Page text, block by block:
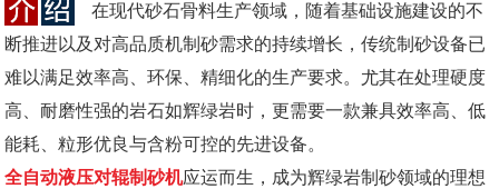
在现代砂石骨料生产领域，随着基础设施建设的不
断推进以及对高品质机制砂需求的持续增长，传统制砂设备已
难以满足效率高、环保、精细化的生产要求。尤其在处理硬度
高、耐磨性强的岩石如辉绿岩时，更需要一款兼具效率高、低
能耗、粒形优良与含粉可控的先进设备。
全自动液压对辊制砂机应运而生，成为辉绿岩制砂领域的理想